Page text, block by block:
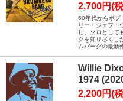
2,700円(
60年代からボブ
リー・ジェフ・
し、ソロとして
クを知り尽くし
ムバーグの最新
Willie
1974
2,200円(